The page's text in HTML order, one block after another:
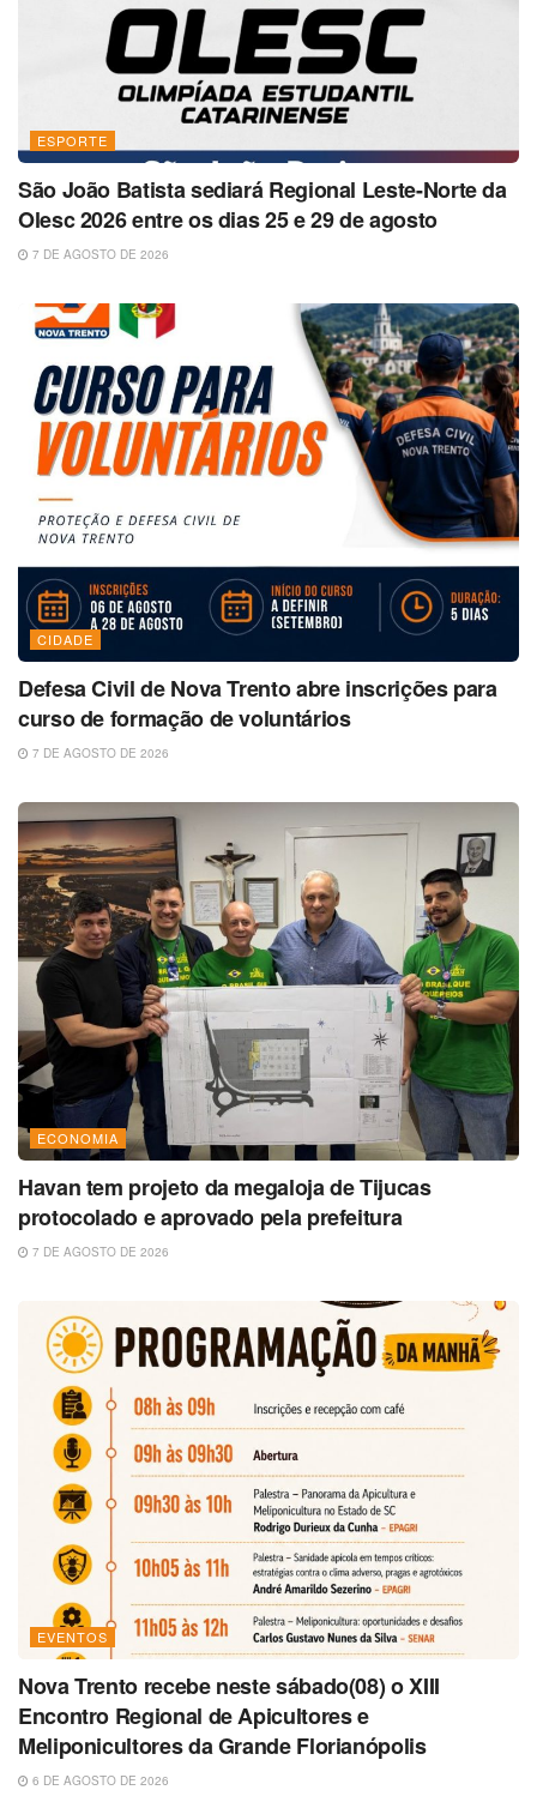
ESPORTE
São João Batista sediará Regional Leste-Norte da
Olesc 2026 entre os dias 25 e 29 de agosto
7 DE AGOSTO DE 2026
CIDADE
Defesa Civil de Nova Trento abre inscrições para
curso de formação de voluntários
7 DE AGOSTO DE 2026
ECONOMIA
Havan tem projeto da megaloja de Tijucas
protocolado e aprovado pela prefeitura
7 DE AGOSTO DE 2026
EVENTOS
Nova Trento recebe neste sábado(08) o XIII
Encontro Regional de Apicultores e
Meliponicultores da Grande Florianópolis
6 DE AGOSTO DE 2026